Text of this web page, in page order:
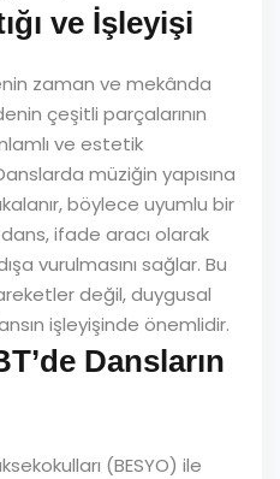
ve İşleyişi
zaman ve mekânda
çeşitli parçalarının
ve estetik
müziğin yapısına
böylece uyumlu bir
ifade aracı olarak
vurulmasını sağlar. Bu
değil, duygusal
işleyişinde önemlidir.
Dansların
(BESYO) ile